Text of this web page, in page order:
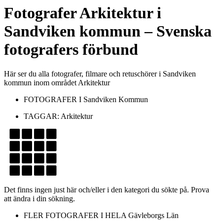
FotograferArkitekturi
Sandviken kommun– Svenska
fotografers förbund
Här ser du alla fotografer, filmare och retuschörer i Sandviken
kommun inom området Arkitektur
FOTOGRAFER I Sandviken Kommun
TAGGAR: Arkitektur
Det finns ingen just här och/eller i den kategori du sökte på. Prova
att ändra i din sökning.
FLER FOTOGRAFER I HELA Gävleborgs Län